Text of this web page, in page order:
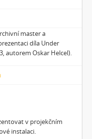
Sea
nečekaný host
master a
díla Under
autorem Oskar Helcel).
v projekčním
instalaci.